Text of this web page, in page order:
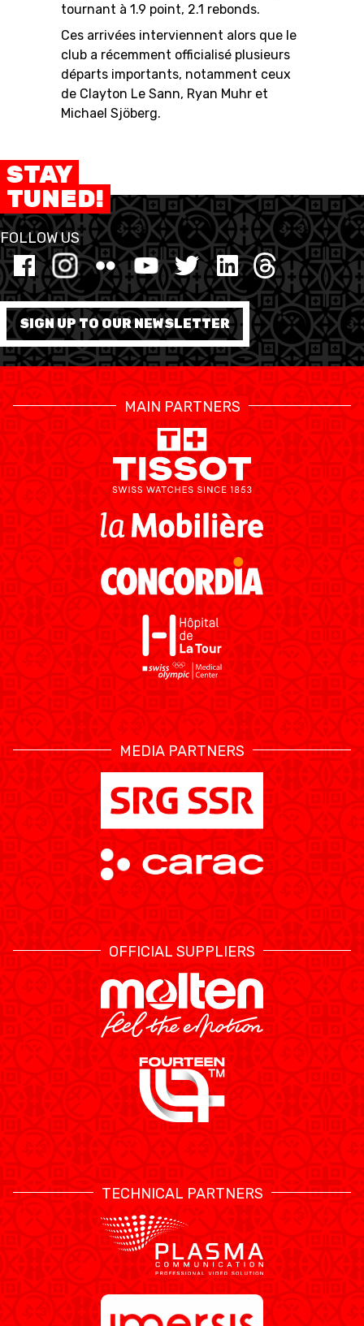
tournant à 1.9 point, 2.1 rebonds.
Ces arrivées interviennent alors que le
club a récemment officialisé plusieurs
départs importants, notamment ceux
de Clayton Le Sann, Ryan Muhr et
Michael Sjöberg.
STAY
TUNED!
FOLLOW US
SIGN UP TO OUR NEWSLETTER
MAIN PARTNERS
MEDIA PARTNERS
OFFICIAL SUPPLIERS
TECHNICAL PARTNERS